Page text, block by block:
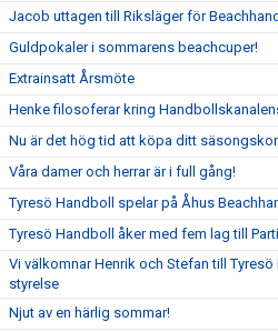
Jacob uttagen till Riksläger för
Guldpokaler i sommarens beachcuper!
Extrainsatt Årsmöte
Henke filosoferar kring
Nu är det hög tid att köpa ditt
Våra damer och herrar är i full gång!
Tyresö Handboll spelar på Åhus
Tyresö Handboll åker med fem lag till
Vi välkomnar Henrik och Stefan till
styrelse
Njut av en härlig sommar!